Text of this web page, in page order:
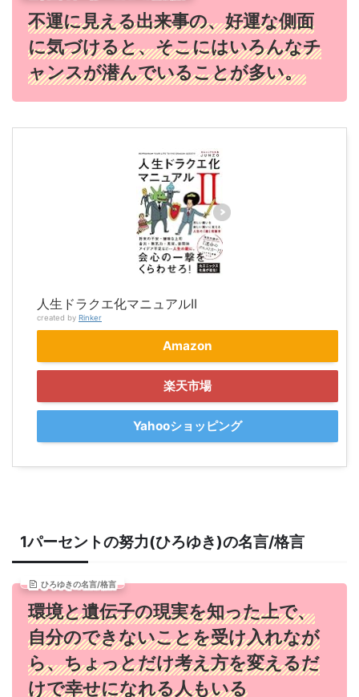
不運に見える出来事の、好運な側面
に気づけると、そこにはいろんなチ
ャンスが潜んでいることが多い。
人生ドラクエ化マニュアルII
created by Rinker
Amazon
楽天市場
Yahooショッピング
1パーセントの努力(ひろゆき)の名言/格言
ひろゆきの名言/格言
環境と遺伝子の現実を知った上で、
自分のできないことを受け入れなが
ら、ちょっとだけ考え方を変えるだ
けで幸せになれる人もいる